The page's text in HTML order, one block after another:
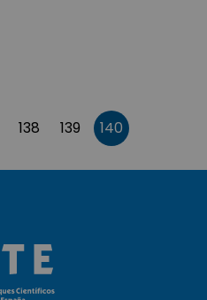
138 139 140